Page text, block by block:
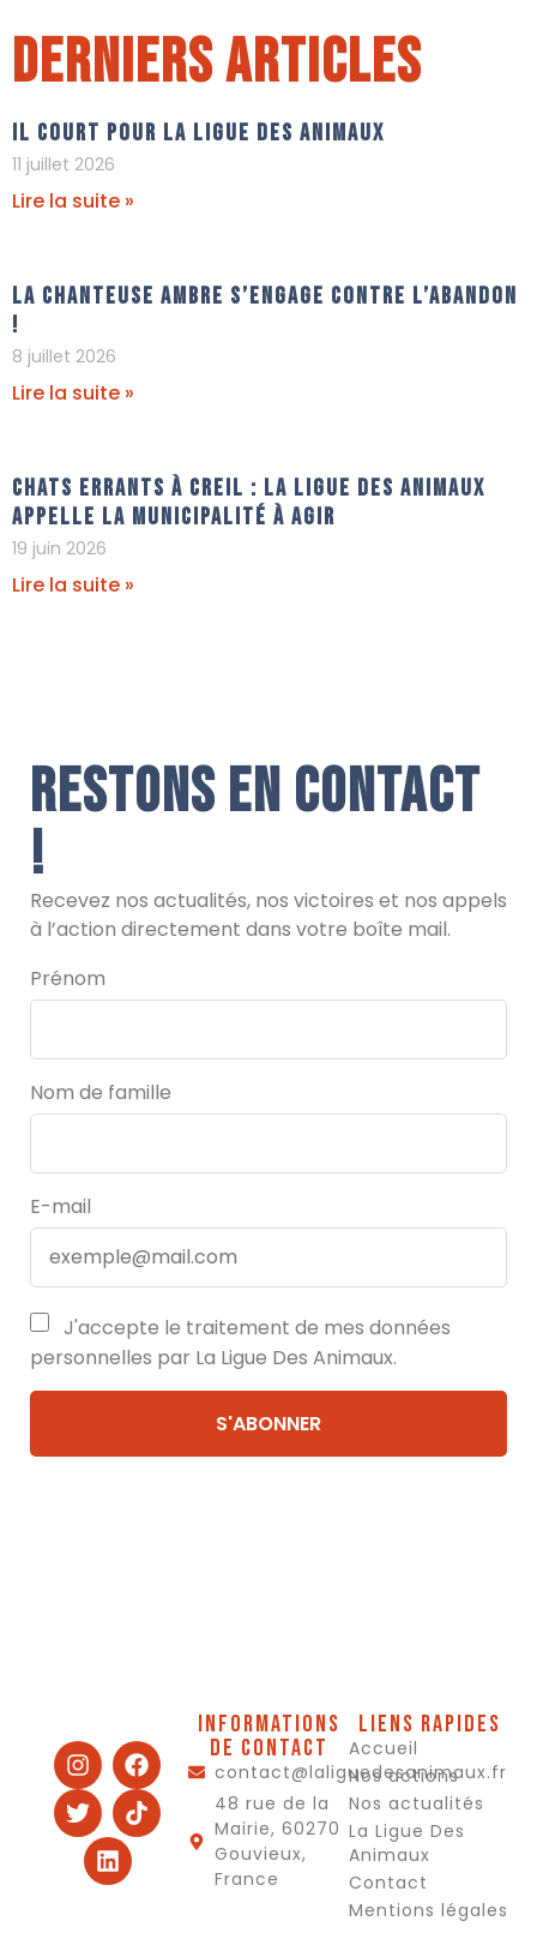
Derniers articles
Il court pour La Ligue Des Animaux
11 juillet 2026
Lire la suite »
La chanteuse Ambre s’engage contre l’abandon
!
8 juillet 2026
Lire la suite »
Chats errants à Creil : La Ligue Des Animaux
appelle la municipalité à agir
19 juin 2026
Lire la suite »
Restons en contact
!
Recevez nos actualités, nos victoires et nos appels
à l’action directement dans votre boîte mail.
Prénom
Nom de famille
E-mail
J'accepte le traitement de mes données
personnelles par La Ligue Des Animaux.
Informations
de contact
contact@laliguedesanimaux.fr
48 rue de la
Mairie, 60270
Gouvieux,
France
Liens rapides
Accueil
Nos actions
Nos actualités
La Ligue Des
Animaux
Contact
Mentions légales